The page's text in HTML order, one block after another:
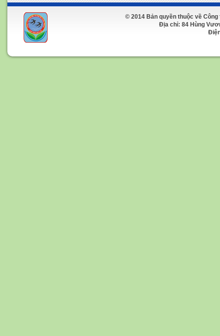
© 2014 Bản quyền thuộc về
Địa chỉ: 84 Hùng Vương
Điện